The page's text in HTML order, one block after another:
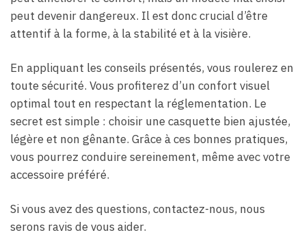
peut devenir dangereux. Il est donc crucial d’être
attentif à la forme, à la stabilité et à la visière.
En appliquant les conseils présentés, vous roulerez en
toute sécurité. Vous profiterez d’un confort visuel
optimal tout en respectant la réglementation. Le
secret est simple : choisir une casquette bien ajustée,
légère et non gênante. Grâce à ces bonnes pratiques,
vous pourrez conduire sereinement, même avec votre
accessoire préféré.
Si vous avez des questions, contactez-nous, nous
serons ravis de vous aider.